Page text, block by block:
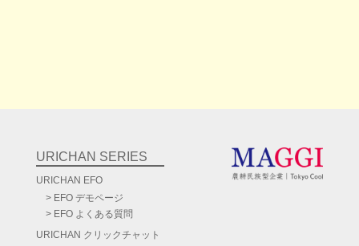
URICHAN SERIES
URICHAN EFO
EFO デモページ
EFO よくある質問
URICHAN クリックチャット